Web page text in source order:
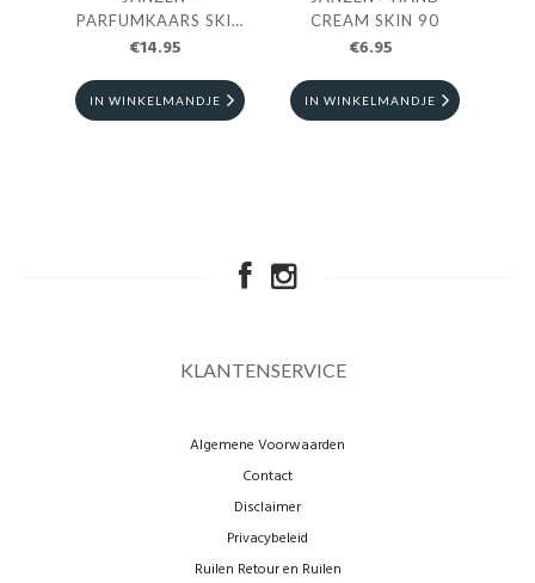
PARFUMKAARS SKIN
90
€14.95
IN WINKELMANDJE
CREAM SKIN 90
€6.95
IN WINKELMANDJE
KLANTENSERVICE
Algemene Voorwaarden
Contact
Disclaimer
Privacybeleid
Ruilen Retour en Ruilen